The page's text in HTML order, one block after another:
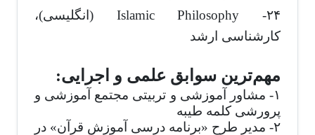
۲۴-
Islamic Philosophy(انگلیسی)،
کارشناسی ارشد
مهم‌ترین سوابق علمی و اجرایی:
۱- مشاور آموزشی و تربیتی مجتمع آموزشی و
پرورشی کلمه طیبه
۲- مدیر طرح «برنامه درسی آموزش قرآن» در